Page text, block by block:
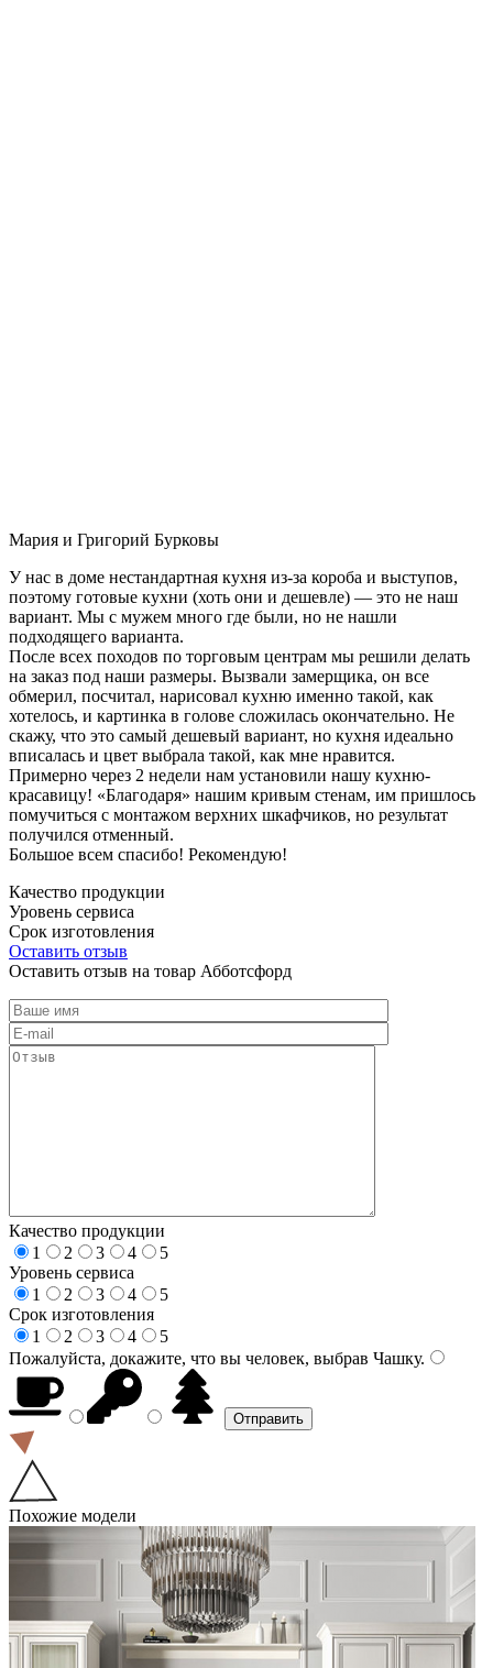
Мария и Григорий Бурковы
У нас в доме нестандартная кухня из-за короба и выступов,
поэтому готовые кухни (хоть они и дешевле) — это не наш
вариант. Мы с мужем много где были, но не нашли
подходящего варианта.
После всех походов по торговым центрам мы решили делать
на заказ под наши размеры. Вызвали замерщика, он все
обмерил, посчитал, нарисовал кухню именно такой, как
хотелось, и картинка в голове сложилась окончательно. Не
скажу, что это самый дешевый вариант, но кухня идеально
вписалась и цвет выбрала такой, как мне нравится.
Примерно через 2 недели нам установили нашу кухню-
красавицу! «Благодаря» нашим кривым стенам, им пришлось
помучиться с монтажом верхних шкафчиков, но результат
получился отменный.
Большое всем спасибо! Рекомендую!
Качество продукции
Уровень сервиса
Срок изготовления
Оставить отзыв
Оставить отзыв на товар Абботсфорд
Качество продукции
1
2 3 4
5
Уровень сервиса
1
2 3 4
5
Срок изготовления
1
2 3 4
5
Пожалуйста, докажите, что вы человек, выбрав Чашку.
Похожие модели